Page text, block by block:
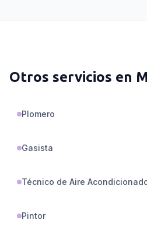
Otros servicios en
Plomero
Gasista
Técnico de Aire
Pintor